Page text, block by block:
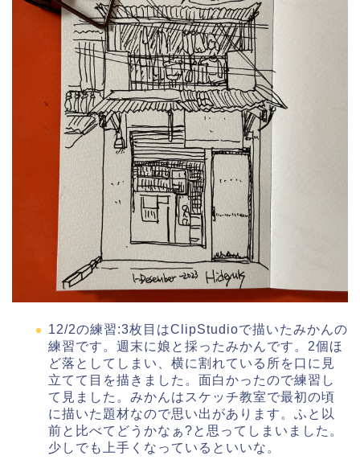
12/2の練習:3枚目はClipStudioで描いたみかんの
練習です。週末に娘と採ったみかんです。2個ほ
ど落としてしまい、横に割れている所を口に見
立てて目を描きました。面白かったので練習し
て見ました。みかんはスケッチ教室で最初の頃
に描いた題材なので思い出があります。ふと以
前と比べてどうかなぁ?と思ってしまいました。
少しでも上手くなっているといいな。